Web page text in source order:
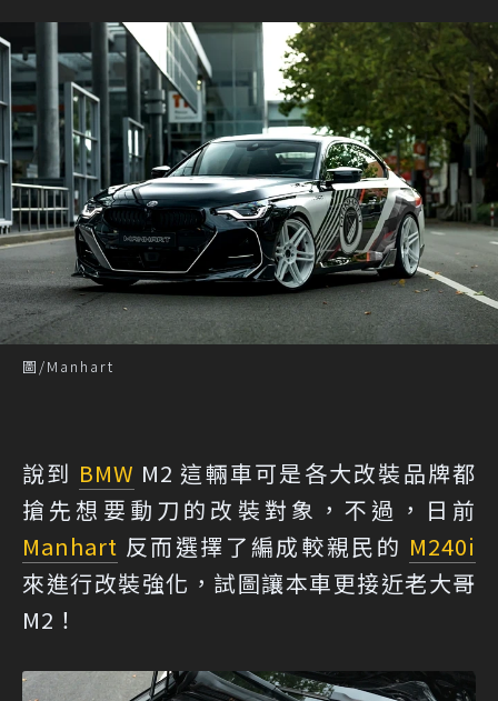
圖/Manhart
說到 BMW M2 這輛車可是各大改裝品牌都
搶先想要動刀的改裝對象，不過，日前
Manhart 反而選擇了編成較親民的 M240i
來進行改裝強化，試圖讓本車更接近老大哥
M2！